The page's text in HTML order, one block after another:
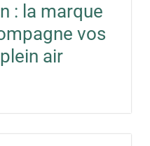
: la marque
vos
air